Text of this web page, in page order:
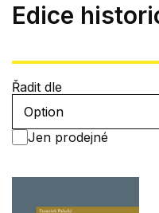
Edice
Řadit dle
Jen prodejné